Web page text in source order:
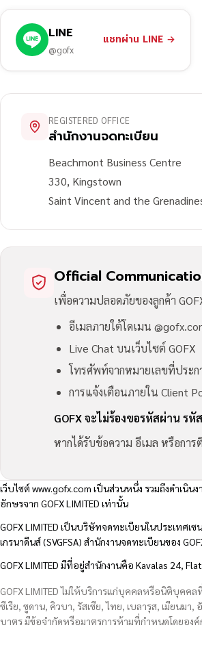
LINE
@gofx
แชทผ่าน LINE →
REGISTERED OFFICE
สำนักงานจดทะเบียน
Beachmont Business Centre
330, Kingstown
Saint Vincent and the
Official
เพื่อความปลอดภัยของลูกค้า
อีเมลภายใต้โดเมน
Live Chat บนเว็บไซต์ GOFX
โทรศัพท์จากหมายเลขที่ประก
การแจ้งเตือนภายใน Client
GOFX จะไม่ร้องขอรหัสผ่าน ร
หากได้รับข้อความ อีเมล หรือกา
เว็บไซต์www.gofx.com เป็นส่วนหนึ่ง รวมถึงดำเนิน
อักษรจาก GOFX LIMITED เท่านั้น
GOFX LIMITED เป็นบริษัทจดทะเบียนในประเทศเ
เกรนาดีนส์ (SVGFSA) สำนักงานจดทะเบียนของ
GOFX LIMITED มีที่อยู่สำนักงานคือ Kavalas 24,
GOFX LIMITED ไม่ให้บริการแก่บุคคลหรือนิติบุค
ซีเรีย, ซูดาน, คิวบา, รัสเซีย, ไทย, เบลารุส, เมียนม
บาตร มีข้อจำกัดหรือมาตรการห้ามที่กำหนดโดยอง